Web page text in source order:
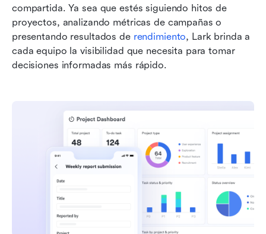
compartida. Ya sea que estés siguiendo hitos de
proyectos, analizando métricas de campañas o
presentando resultados de rendimiento, Lark brinda a
cada equipo la visibilidad que necesita para tomar
decisiones informadas más rápido.